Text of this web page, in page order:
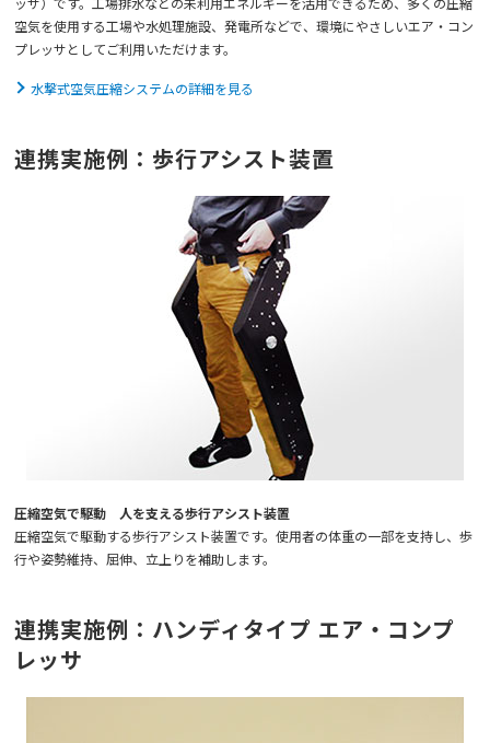
空気を使用する工場や水処理施設、発電所などで、環境にやさしいエア・コン
プレッサとしてご利用いただけます。
水撃式空気圧縮システムの詳細を見る
連携実施例：歩行アシスト装置
圧縮空気で駆動 人を支える歩行アシスト装置
圧縮空気で駆動する歩行アシスト装置です。使用者の体重の一部を支持し、歩
行や姿勢維持、屈伸、立上りを補助します。
連携実施例：ハンディタイプ エア・コンプ
レッサ